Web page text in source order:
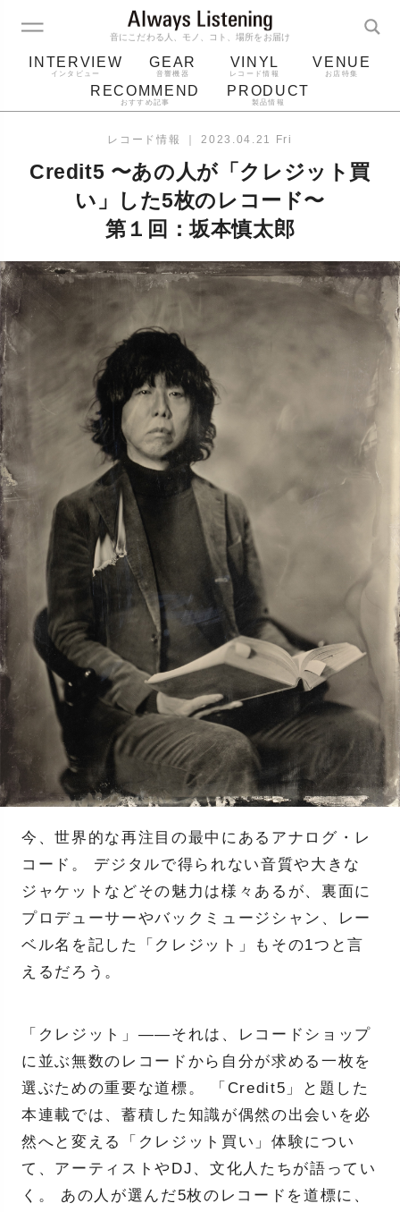
音にこだわる人、モノ、コト、場所をお届け
INTERVIEW
インタビュー
GEAR
音響機器
VINYL
レコード情報
VENUE
お店特集
RECOMMEND
おすすめ記事
PRODUCT
製品情報
ジャケット bluetooth
レコード針
レコード情報 ｜ 2023.04.21 Fri
Credit5 〜あの人が「クレジット買
い」した5枚のレコード〜
第１回：坂本慎太郎
今、世界的な再注目の最中にあるアナログ・レ
コード。 デジタルで得られない音質や大きな
ジャケットなどその魅力は様々あるが、裏面に
プロデューサーやバックミュージシャン、レー
ベル名を記した「クレジット」もその1つと言
えるだろう。
「クレジット」――それは、レコードショップ
に並ぶ無数のレコードから自分が求める一枚を
選ぶための重要な道標。 「Credit5」と題した
本連載では、蓄積した知識が偶然の出会いを必
然へと変える「クレジット買い」体験につい
て、アーティストやDJ、文化人たちが語ってい
く。 あの人が選んだ5枚のレコードを道標に、